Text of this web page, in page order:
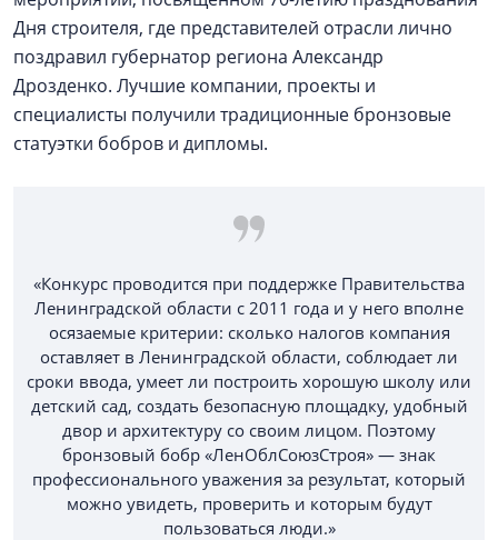
Дня строителя, где представителей отрасли лично
поздравил губернатор региона Александр
Дрозденко. Лучшие компании, проекты и
специалисты получили традиционные бронзовые
статуэтки бобров и дипломы.
«Конкурс проводится при поддержке Правительства
Ленинградской области с 2011 года и у него вполне
осязаемые критерии: сколько налогов компания
оставляет в Ленинградской области, соблюдает ли
сроки ввода, умеет ли построить хорошую школу или
детский сад, создать безопасную площадку, удобный
двор и архитектуру со своим лицом. Поэтому
бронзовый бобр «ЛенОблСоюзСтроя» — знак
профессионального уважения за результат, который
можно увидеть, проверить и которым будут
пользоваться люди.»